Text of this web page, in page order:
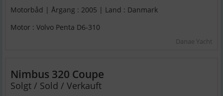
Motorbåd | Årgang : 2005 | Land : Danmark
Motor : Volvo Penta D6-310
Danae Yacht
Nimbus 320 Coupe
Solgt / Sold / Verkauft